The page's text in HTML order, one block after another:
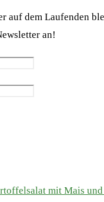
auf dem Laufenden
an!
mit Mais und